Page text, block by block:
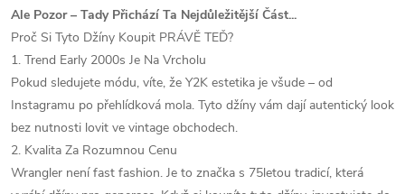
Ale Pozor – Tady Přichází Ta Nejdůležitější Část...
Proč Si Tyto Džíny Koupit PRÁVĚ TEĎ?
1. Trend Early 2000s Je Na Vrcholu
Pokud sledujete módu, víte, že Y2K estetika je všude – od
Instagramu po přehlídková mola. Tyto džíny vám dají autentický look
bez nutnosti lovit ve vintage obchodech.
2. Kvalita Za Rozumnou Cenu
Wrangler není fast fashion. Je to značka s 75letou tradicí, která